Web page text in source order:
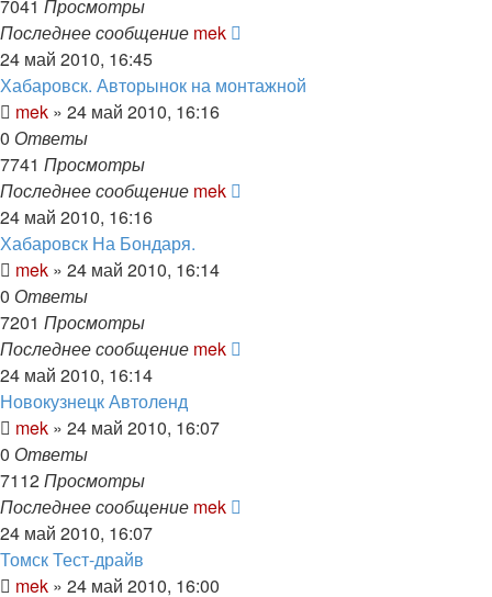
7041 Просмотры
Последнее сообщение mek
24 май 2010, 16:45
Хабаровск. Авторынок на монтажной
mek » 24 май 2010, 16:16
0 Ответы
7741 Просмотры
Последнее сообщение mek
24 май 2010, 16:16
Хабаровск На Бондаря.
mek » 24 май 2010, 16:14
0 Ответы
7201 Просмотры
Последнее сообщение mek
24 май 2010, 16:14
Новокузнецк Автоленд
mek » 24 май 2010, 16:07
0 Ответы
7112Просмотры
Последнее сообщение mek
24 май 2010, 16:07
Томск Тест-драйв
mek » 24 май 2010, 16:00